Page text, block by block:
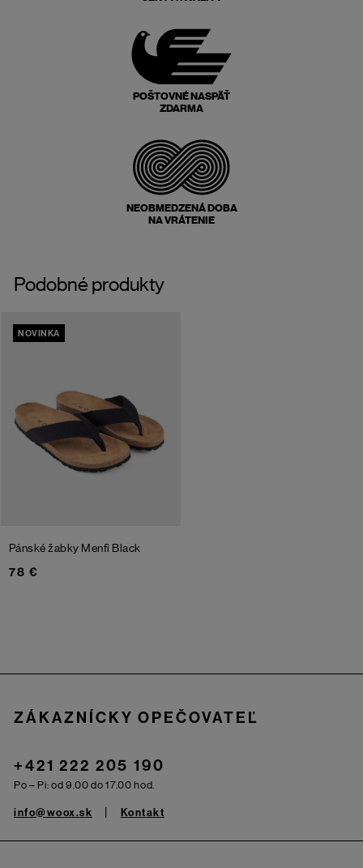
POŠTOVNÉ NASPÄŤ
ZDARMA
NEOBMEDZENÁ DOBA
NA VRÁTENIE
Podobné produkty
NOVINKA
Pánské žabky Menfi Black
78 €
ZÁKAZNÍCKY OPEČOVATEĽ
+421 222 205 190
Po – Pi: od 9.00 do 17.00 hod.
info@woox.sk Kontakt